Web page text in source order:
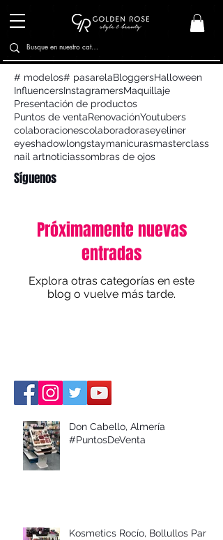
# modelos# pasarelaBloggersHalloween
InfluencersInstagramersMaquillaje
Presentación de productos
Puntos de ventaRenovaciónYoutubers
colaboracionescolaboradoraseyeliner
eyeshadowlongstaymanicurasmasterclass
nail artnoticiassombras de ojos
Síguenos
Próximamente nuevas
entradas
Explora otras categorías en este
blog o vuelve más tarde.
Don Cabello, Almería
#PuntosDeVenta
Kosmetics Rocío, Bollullos Par